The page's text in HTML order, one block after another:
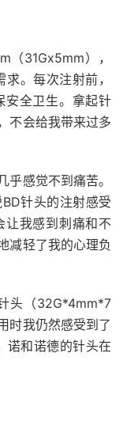
31Gx5mm），
。每次注射前，
安全卫生。拿起针
不会给我带来过多
感觉不到痛苦。
针头的注射感受
让我感到刺痛和不
减轻了我的心理负
头（32G*4mm*7
时我仍然感受到了
诺和诺德的针头在